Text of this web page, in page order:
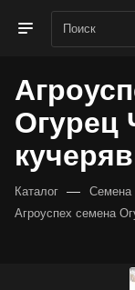
Огурец
Каталог — Семена
Агроуспех семена